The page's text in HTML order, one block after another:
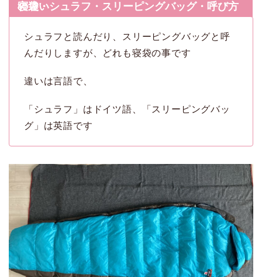
寝袋・シュラフ・スリーピングバッグ・呼び方の違い
シュラフと読んだり、スリーピングバッグと呼
んだりしますが、どれも寝袋の事です
違いは言語で、
「シュラフ」はドイツ語、「スリーピングバッ
グ」は英語です